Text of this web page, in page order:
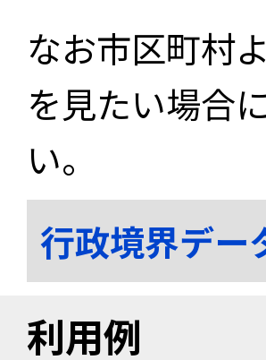
なお市区町村
を見たい場合
い。
行政境界デー
利用例